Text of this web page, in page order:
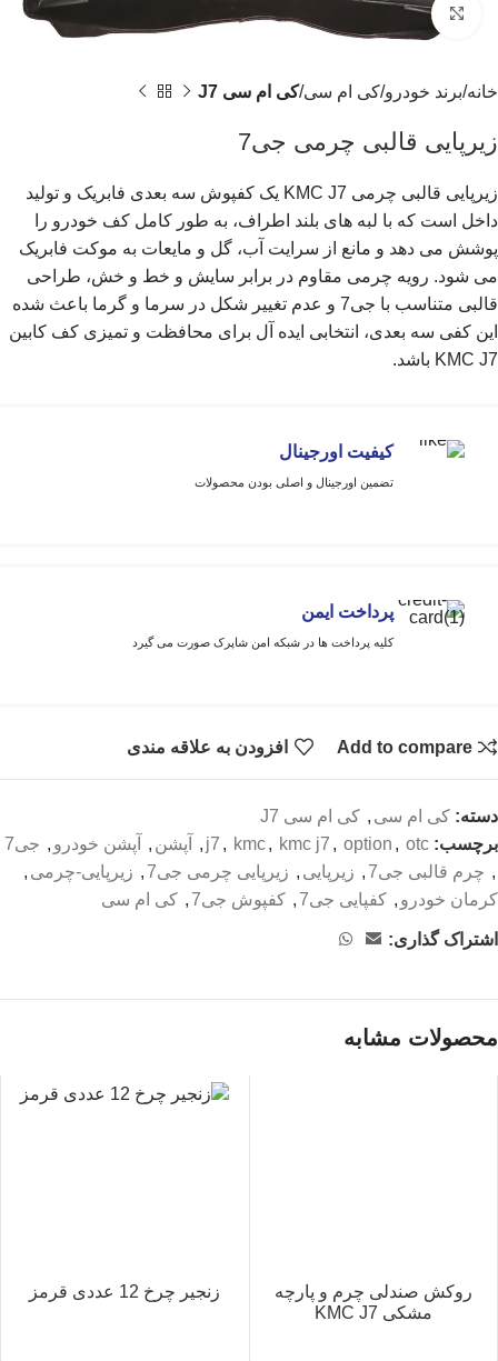
برای بزرگنمایی کلیک کنید
خانه برند خودرو کی ام سی کی ام سی J7
زیرپایی قالبی چرمی جی7
زیرپایی قالبی چرمی KMC J7 یک کفپوش سه بعدی فابریک و تولید
داخل است که با لبه های بلند اطراف، به طور کامل کف خودرو را
پوشش می دهد و مانع از سرایت آب، گل و مایعات به موکت فابریک
می شود. رویه چرمی مقاوم در برابر سایش و خط و خش، طراحی
قالبی متناسب با جی7 و عدم تغییر شکل در سرما و گرما باعث شده
این کفی سه بعدی، انتخابی ایده آل برای محافظت و تمیزی کف کابین
KMC J7 باشد.
کیفیت اورجینال
تضمین اورجینال و اصلی بودن محصولات
پرداخت ایمن
کلیه پرداخت ها در شبکه امن شاپرک صورت می گیرد
Add to compare افزودن به علاقه مندی
دسته: کی ام سی , کی ام سی J7
برچسب:
j7 , kmc, kmc j7 , option , otc
, آپشن , آپشن خودرو , جی7
, چرم قالبی جی7 , زیرپایی , زیرپایی چرمی جی7 , زیرپایی-چرمی ,
کرمان خودرو , کفپایی جی7 , کفپوش جی7 , کی ام سی
اشتراک گذاری:
محصولات مشابه
روکش صندلی چرم و پارچه
مشکی KMC J7
زنجیر چرخ 12 عددی قرمز